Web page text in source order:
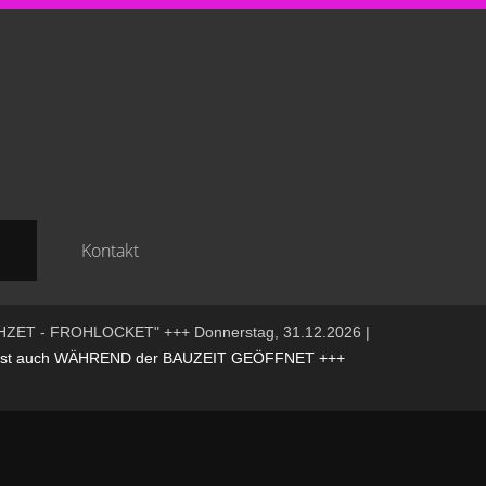
Kontakt
- FROHLOCKET" +++ Donnerstag, 31.12.2026 |
WÄHREND der BAUZEIT GEÖFFNET +++